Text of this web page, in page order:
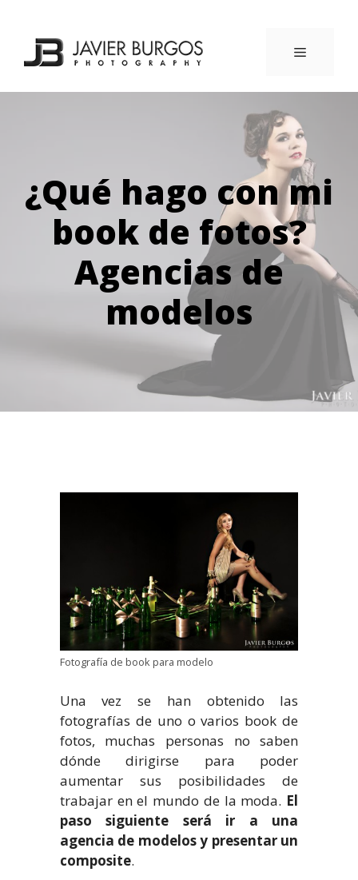
contenido
MENÚ
¿Qué hago con mi
book de fotos?
Agencias de
modelos
Fotografía de book para modelo
Una vez se han obtenido las
fotografías de uno o varios book de
fotos, muchas personas no saben
dónde dirigirse para poder
aumentar sus posibilidades de
trabajar en el mundo de la moda. El
paso siguiente será ir a una
agencia de modelos y presentar un
composite.